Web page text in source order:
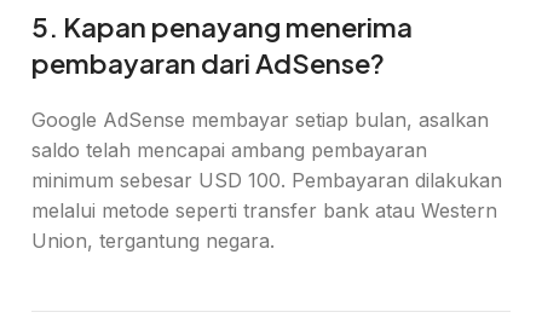
5. Kapan penayang menerima
pembayaran dari AdSense?
Google AdSense membayar setiap bulan, asalkan
saldo telah mencapai ambang pembayaran
minimum sebesar USD 100. Pembayaran dilakukan
melalui metode seperti transfer bank atau Western
Union, tergantung negara.